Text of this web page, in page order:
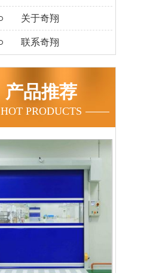
关于奇翔
联系奇翔
产品推荐
HOT PRODUCTS